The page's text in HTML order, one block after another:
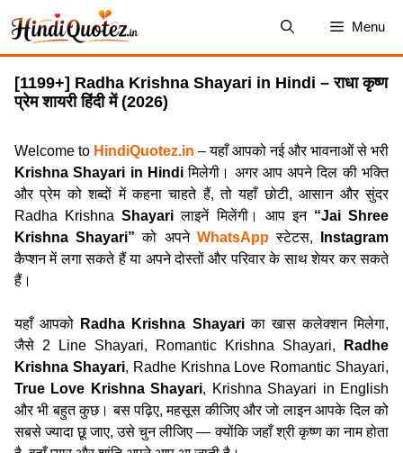
content
Menu
[1199+] Radha Krishna Shayari in Hindi – राधा कृष्ण
प्रेम शायरी हिंदी में (2026)
Welcome to HindiQuotez.in – यहाँ आपको नई और भावनाओं से भरी
Krishna Shayari in Hindiमिलेगी। अगर आप अपने दिल की भक्ति
और प्रेम को शब्दों में कहना चाहते हैं, तो यहाँ छोटी, आसान और सुंदर
Radha KrishnaShayari लाइनें मिलेंगी। आप इन “Jai Shree
Krishna Shayari” को अपने WhatsAppस्टेटस,
Instagram
कैप्शन में लगा सकते हैं या अपने दोस्तों और परिवार के साथ शेयर कर सकते
हैं।
यहाँ आपको Radha Krishna Shayariका खास कलेक्शन मिलेगा,
जैसे 2 Line Shayari, Romantic Krishna Shayari,
Radhe
Krishna Shayari, Radhe Krishna Love Romantic Shayari,
True Love Krishna Shayari, Krishna Shayari in English
और भी बहुत कुछ। बस पढ़िए, महसूस कीजिए और जो लाइन आपके दिल को
सबसे ज्यादा छू जाए, उसे चुन लीजिए — क्योंकि जहाँ श्री कृष्ण का नाम होता